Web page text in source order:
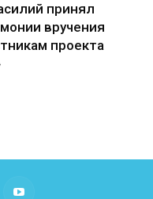
принял
вручения
проекта